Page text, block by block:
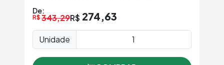
De:
R$ 343,29R$ 274,63
Unidade